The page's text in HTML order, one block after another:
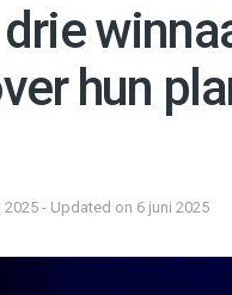
hun
2025 - Updated on 6 juni 2025